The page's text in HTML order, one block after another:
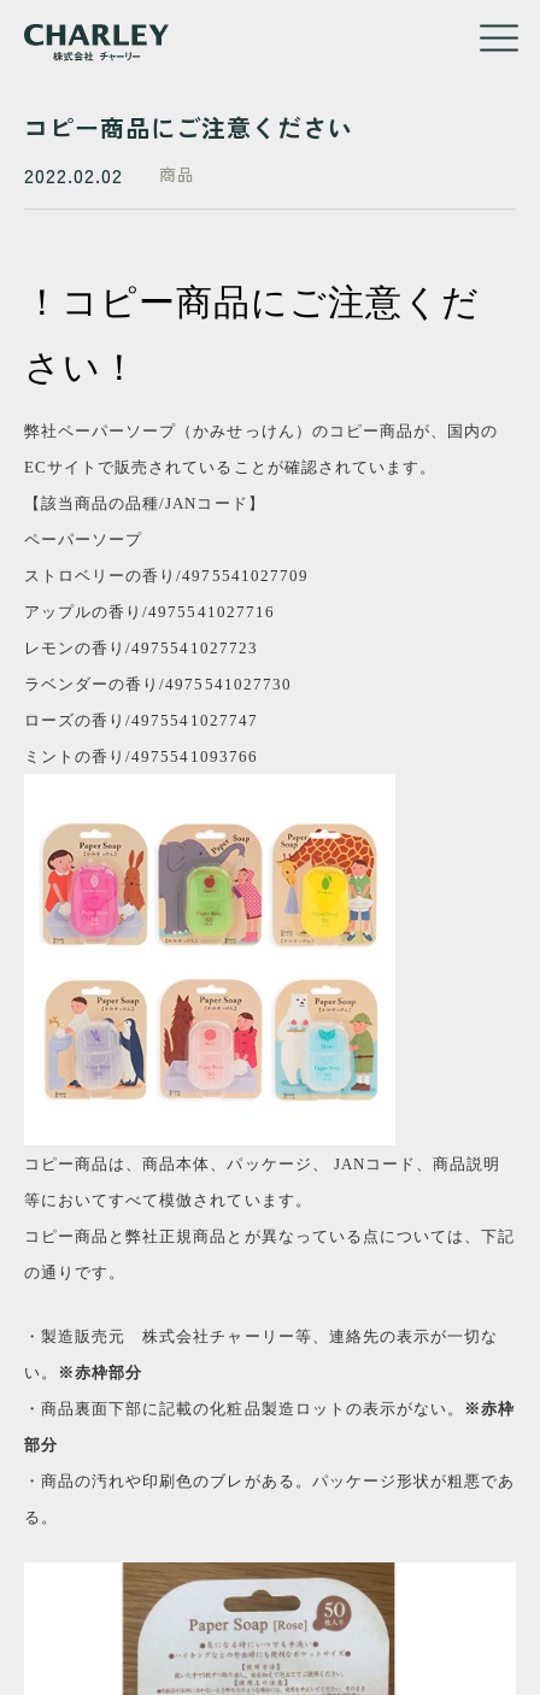
コピー商品にご注意ください
2022.02.02 商品
！コピー商品にご注意くだ
さい！
弊社ペーパーソープ（かみせっけん）のコピー商品が、国内の
ECサイトで販売されていることが確認されています。
【該当商品の品種/JANコード】
ペーパーソープ
ストロベリーの香り/4975541027709
アップルの香り/4975541027716
レモンの香り/4975541027723
ラベンダーの香り/4975541027730
ローズの香り/4975541027747
ミントの香り/4975541093766
コピー商品は、商品本体、パッケージ、 JANコード、商品説明
等においてすべて模倣されています。
コピー商品と弊社正規商品とが異なっている点については、下記
の通りです。
・製造販売元 株式会社チャーリー等、連絡先の表示が一切な
い。
※赤枠部分
・商品裏面下部に記載の化粧品製造ロットの表示がない。
※赤枠
部分
・商品の汚れや印刷色のブレがある。パッケージ形状が粗悪であ
る。